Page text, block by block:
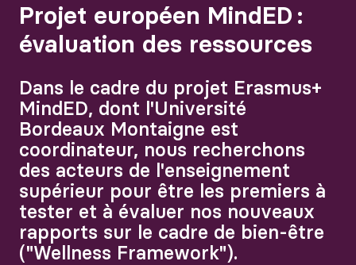
Projet européen MindED :
évaluation des ressources
Dans le cadre du projet Erasmus+
MindED, dont l'Université
Bordeaux Montaigne est
coordinateur, nous recherchons
des acteurs de l'enseignement
supérieur pour être les premiers à
tester et à évaluer nos nouveaux
rapports sur le cadre de bien-être
("Wellness Framework").